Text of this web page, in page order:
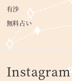
有沙
無料占い
Instagram